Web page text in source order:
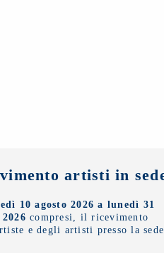
10 agosto 2026 a lunedì 31
compresi, il ricevimento
e degli artisti presso la sede